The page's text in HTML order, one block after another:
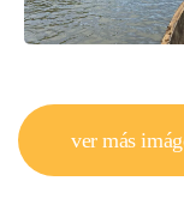
ver más